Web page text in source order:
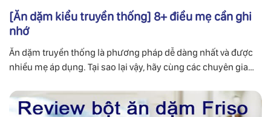
[Ăn dặm kiểu truyền thống] 8+ điều mẹ cần ghi
nhớ
Ăn dặm truyền thống là phương pháp dễ dàng nhất và được
nhiều mẹ áp dụng. Tại sao lại vậy, hãy cùng các chuyên gia